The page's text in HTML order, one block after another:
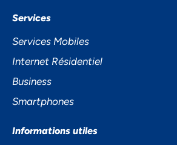
Services
Services Mobiles
Internet Résidentiel
Business
Smartphones
Informations utiles
NOUS ACCORDONS DE
L'IMPORTANCE À
PRIVÉE